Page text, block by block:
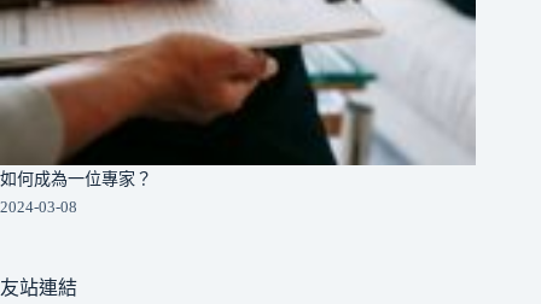
如何成為一位專家？
2024-03-08
友站連結